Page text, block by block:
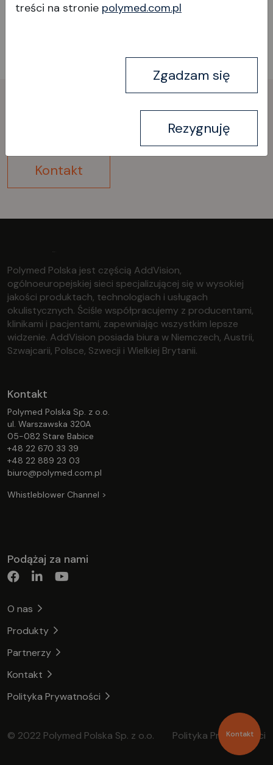
Kontakt
z nami!
Kontakt
Polymed Polska jest częścią AddVision,
ogólnoeuropejskiej sieci specjalizującej się w wysokiej
jakości produktach, technologiach i usługach
okulistycznych. Ściśle współpracujemy z producentami,
klinikami i pacjentami, zapewniając wszystkim lepsze
widzenie. AddVision posiada biura w Niemczech, Austrii,
Szwajcarii, Polsce, Szwecji i Wielkiej Brytanii.
Kontakt
Polymed Polska Sp. z o.o.
ul. Warszawska 320A
05-082 Stare Babice
+48 22 670 33 39
+48 22 889 23 03
biuro@polymed.com.pl
Whistleblower Channel >
Podążaj za nami
O nas
Produkty
Partnerzy
Kontakt
Polityka Prywatności
© 2022 Polymed Polska Sp. z o.o. Polityka Prywatności
treści na stronie polymed.com.pl
Zgadzam się
Rezygnuję